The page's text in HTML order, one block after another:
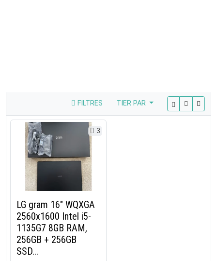
FILTRES TIER PAR
3
LG gram 16" WQXGA
2560x1600 Intel i5-
1135G7 8GB RAM,
256GB + 256GB
SSD...